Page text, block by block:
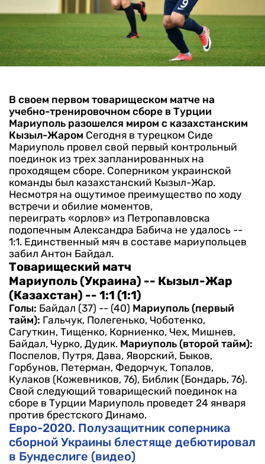
В своем первом товарищеском матче на
учебно-тренировочном сборе в Турции
Мариуполь разошелся миром с казахстанским
Кызыл-Жаром Сегодня в турецком Сиде
Мариуполь провел свой первый контрольный
поединок из трех запланированных на
проходящем сборе. Соперником украинской
команды был казахстанский Кызыл-Жар.
Несмотря на ощутимое преимущество по ходу
встречи и обилие моментов,
переиграть «орлов» из Петропавловска
подопечным Александра Бабича не удалось --
1:1. Единственный мяч в составе мариупольцев
забил Антон Байдал.
Товарищеский матч
Мариуполь (Украина) -- Кызыл-Жар
(Казахстан) -- 1:1 (1:1)
Голы: Байдал (37) -- (40) Мариуполь (первый
тайм): Гальчук, Полегенько, Чоботенко,
Сагуткин, Тищенко, Корниенко, Чех, Мишнев,
Байдал, Чурко, Дудик. Мариуполь (второй тайм):
Поспелов, Путря, Дава, Яворский, Быков,
Горбунов, Петерман, Федорчук, Топалов,
Кулаков (Кожевников, 76), Библик (Бондарь, 76).
Свой следующий товарищеский поединок на
сборе в Турции Мариуполь проведет 24 января
против брестского Динамо.
Евро-2020. Полузащитник соперника
сборной Украины блестяще дебютировал
в Бундеслиге (видео)